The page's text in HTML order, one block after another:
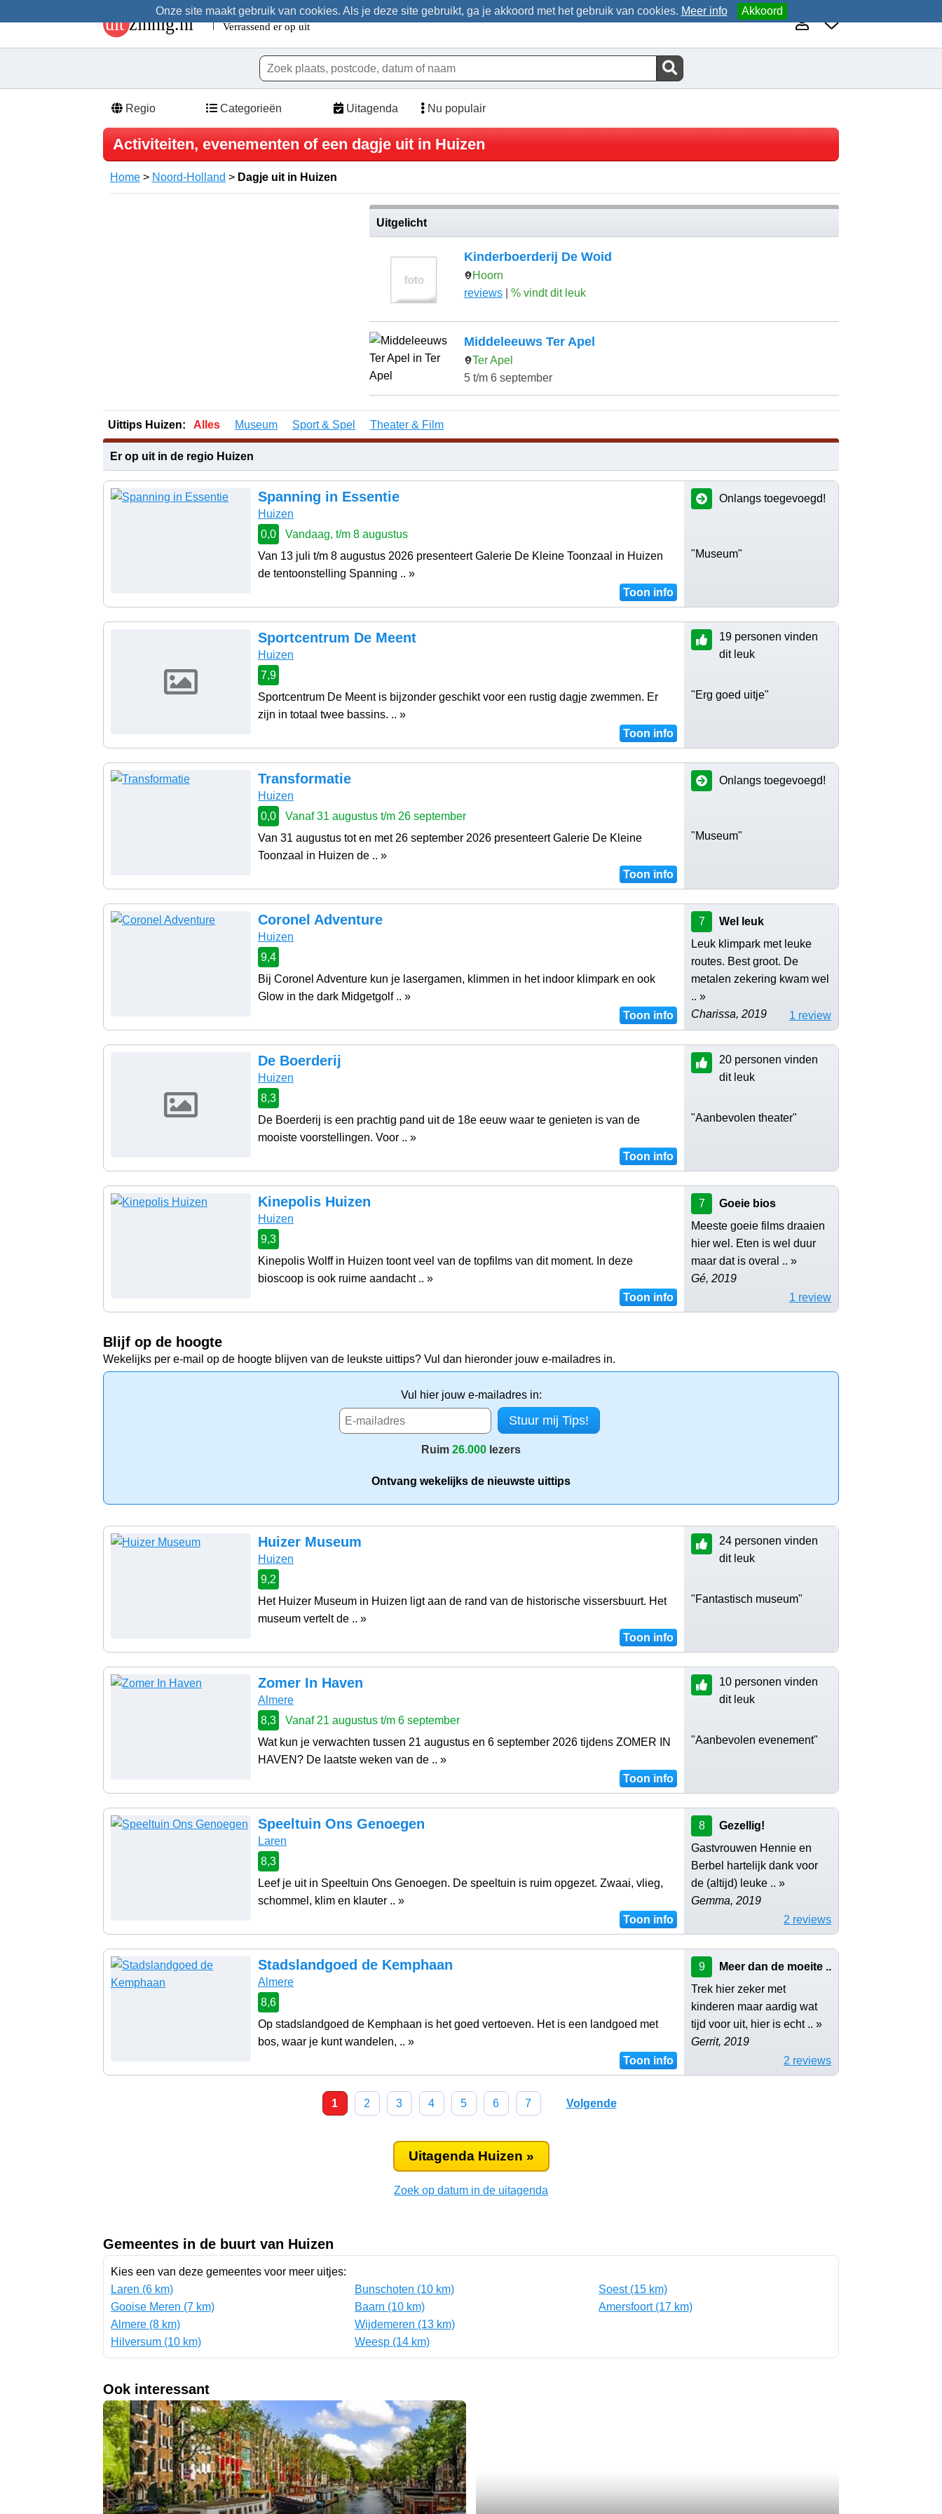
Onze site maakt gebruik van cookies. Als je deze site gebruikt, ga je akkoord met het gebruik van cookies. Meer info Akkoord
Regio Categorieën Uitagenda Nu populair
Activiteiten, evenementen of een dagje uit in Huizen
Home > Noord-Holland > Dagje uit in Huizen
Uitgelicht
Kinderboerderij De Woid
Hoorn
reviews
% vindt dit leuk
Middeleeuws Ter Apel
Ter Apel
5 t/m 6 september
Uittips Huizen: Alles Museum Sport & Spel Theater & Film
Er op uit in de regio Huizen
Spanning in Essentie
Huizen
0,0
Vandaag, t/m 8 augustus
Van 13 juli t/m 8 augustus 2026 presenteert Galerie De Kleine Toonzaal in Huizen
de tentoonstelling Spanning .. »
Toon info
Onlangs toegevoegd!
"Museum"
Sportcentrum De Meent
Huizen
7,9
Sportcentrum De Meent is bijzonder geschikt voor een rustig dagje zwemmen. Er
zijn in totaal twee bassins. .. »
Toon info
19 personen vinden
dit leuk
"Erg goed uitje"
Transformatie
Huizen
0,0
Vanaf 31 augustus t/m 26 september
Van 31 augustus tot en met 26 september 2026 presenteert Galerie De Kleine
Toonzaal in Huizen de .. »
Toon info
Onlangs toegevoegd!
"Museum"
Coronel Adventure
Huizen
9,4
Bij Coronel Adventure kun je lasergamen, klimmen in het indoor klimpark en ook
Glow in the dark Midgetgolf .. »
Toon info
7
Wel leuk
Leuk klimpark met leuke
routes. Best groot. De
metalen zekering kwam wel
.. »
Charissa, 2019
1 review
De Boerderij
Huizen
8,3
De Boerderij is een prachtig pand uit de 18e eeuw waar te genieten is van de
mooiste voorstellingen. Voor .. »
Toon info
20 personen vinden
dit leuk
"Aanbevolen theater"
Kinepolis Huizen
Huizen
9,3
Kinepolis Wolff in Huizen toont veel van de topfilms van dit moment. In deze
bioscoop is ook ruime aandacht .. »
Toon info
7
Goeie bios
Meeste goeie films draaien
hier wel. Eten is wel duur
maar dat is overal .. »
Gé, 2019
1 review
Blijf op de hoogte
Wekelijks per e-mail op de hoogte blijven van de leukste uittips? Vul dan hieronder jouw e-mailadres in.
Vul hier jouw e-mailadres in:
Ruim 26.000 lezers
Ontvang wekelijks de nieuwste uittips
Huizer Museum
Huizen
9,2
Het Huizer Museum in Huizen ligt aan de rand van de historische vissersbuurt. Het
museum vertelt de .. »
Toon info
24 personen vinden
dit leuk
"Fantastisch museum"
Zomer In Haven
Almere
8,3
Vanaf 21 augustus t/m 6 september
Wat kun je verwachten tussen 21 augustus en 6 september 2026 tijdens ZOMER IN
HAVEN? De laatste weken van de .. »
Toon info
10 personen vinden
dit leuk
"Aanbevolen evenement"
Speeltuin Ons Genoegen
Laren
8,3
Leef je uit in Speeltuin Ons Genoegen. De speeltuin is ruim opgezet. Zwaai, vlieg,
schommel, klim en klauter .. »
Toon info
8
Gezellig!
Gastvrouwen Hennie en
Berbel hartelijk dank voor
de (altijd) leuke .. »
Gemma, 2019
2 reviews
Stadslandgoed de Kemphaan
Almere
8,6
Op stadslandgoed de Kemphaan is het goed vertoeven. Het is een landgoed met
bos, waar je kunt wandelen, .. »
Toon info
9
Meer dan de moeite ..
Trek hier zeker met
kinderen maar aardig wat
tijd voor uit, hier is echt .. »
Gerrit, 2019
2 reviews
1 2 3 4 5 6 7 Volgende
Uitagenda Huizen »
Zoek op datum in de uitagenda
Gemeentes in de buurt van Huizen
Kies een van deze gemeentes voor meer uitjes:
Laren (6 km)
Gooise Meren (7 km)
Almere (8 km)
Hilversum (10 km)
Bunschoten (10 km)
Baarn (10 km)
Wijdemeren (13 km)
Weesp (14 km)
Soest (15 km)
Amersfoort (17 km)
Ook interessant